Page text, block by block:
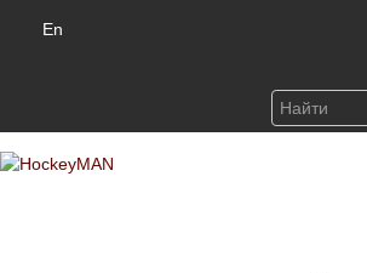
En
Войти или зарегистрироваться